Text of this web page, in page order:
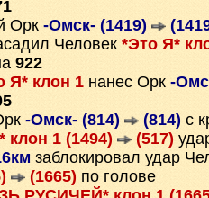
Орк -Омск- (1419)
Человек *Это Я*
922
Я* клон 1 нанес Орк -
-Омск- (814) (814) с
клон 1 (1494) (517)
заблокировал удар
(1665) по голове